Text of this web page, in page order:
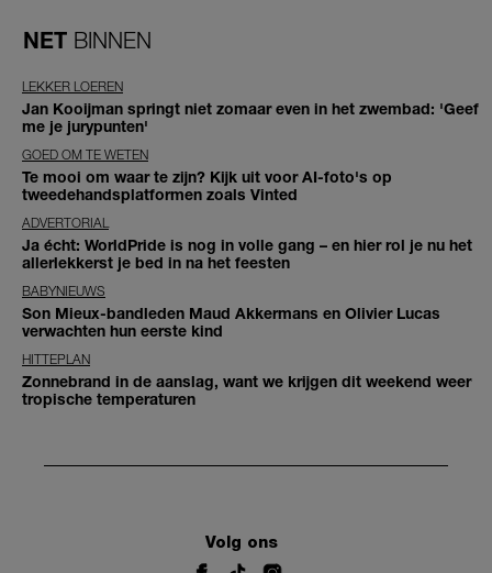
NET BINNEN
LEKKER LOEREN
Jan Kooijman springt niet zomaar even in het zwembad: 'Geef
me je jurypunten'
GOED OM TE WETEN
Te mooi om waar te zijn? Kijk uit voor AI-foto's op
tweedehandsplatformen zoals Vinted
ADVERTORIAL
Ja écht: WorldPride is nog in volle gang – en hier rol je nu het
allerlekkerst je bed in na het feesten
BABYNIEUWS
Son Mieux-bandleden Maud Akkermans en Olivier Lucas
verwachten hun eerste kind
HITTEPLAN
Zonnebrand in de aanslag, want we krijgen dit weekend weer
tropische temperaturen
Volg ons